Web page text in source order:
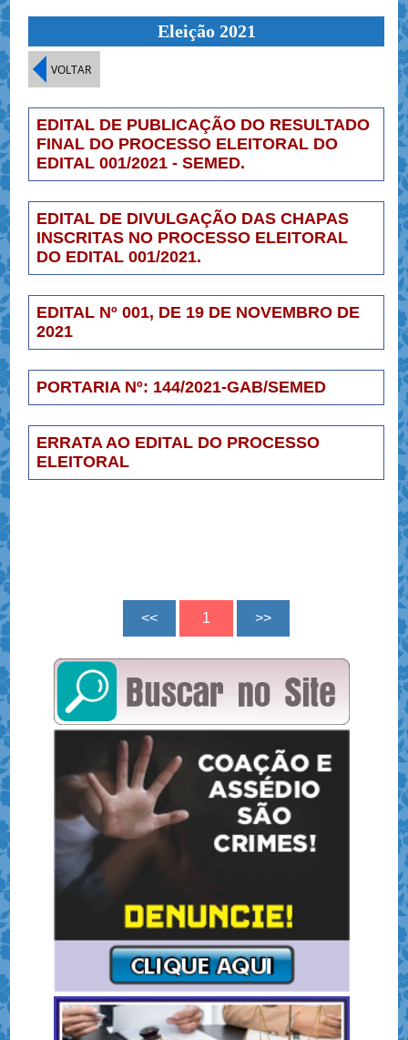
Eleição 2021
VOLTAR
EDITAL DE PUBLICAÇÃO DO RESULTADO
FINAL DO PROCESSO ELEITORAL DO
EDITAL 001/2021 - SEMED.
EDITAL DE DIVULGAÇÃO DAS CHAPAS
INSCRITAS NO PROCESSO ELEITORAL
DO EDITAL 001/2021.
EDITAL Nº 001, DE 19 DE NOVEMBRO DE
2021
PORTARIA Nº: 144/2021-GAB/SEMED
ERRATA AO EDITAL DO PROCESSO
ELEITORAL